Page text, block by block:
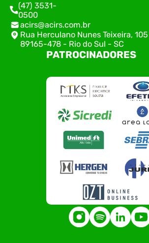
(47) 3531-
0500
acirs@acirs.com.br
Rua Herculano Nunes Teixeira,
89165-478 - Rio do Sul - SC
PATROCINADORES